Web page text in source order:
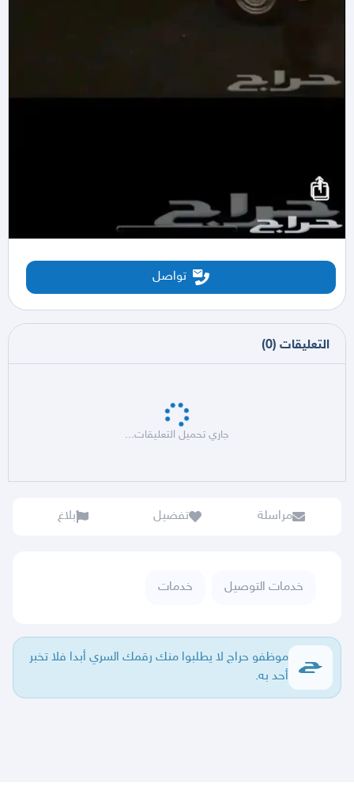
تواصل
التعليقات (
0
)
جاري تحميل التعليقات...
مراسلة تفضيل بلاغ
خدمات التوصيل خدمات
موظفو حراج لا يطلبوا منك رقمك السري أبدا فلا تخبر
أحد به.